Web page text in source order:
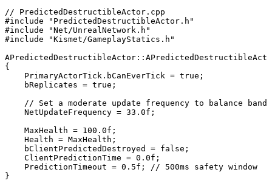
// PredictedDestructibleActor.cpp
#include "PredictedDestructibleActor.h"
#include "Net/UnrealNetwork.h"
#include "Kismet/GameplayStatics.h"
{
    PrimaryActorTick.bCanEverTick = true;
    bReplicates = true;
// Set a moderate update frequency to balance
    NetUpdateFrequency = 33.0f;
    MaxHealth = 100.0f;
    Health = MaxHealth;
    bClientPredictedDestroyed = false;
    ClientPredictionTime = 0.0f;
    PredictionTimeout = 0.5f; // 500ms safety window
}